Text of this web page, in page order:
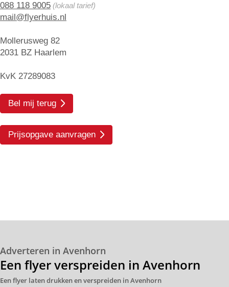
088 118 9005 (lokaal tarief)
mail@flyerhuis.nl
Mollerusweg 82
2031 BZ Haarlem
KvK 27289083
Bel mij terug
Prijsopgave aanvragen
Adverteren in Avenhorn
Een flyer verspreiden in Avenhorn
Een flyer laten drukken en verspreiden in Avenhorn